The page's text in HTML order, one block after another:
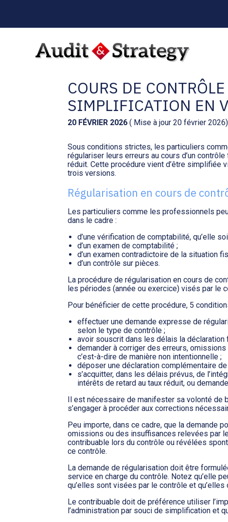
sub-
header
Aller
COURS DE
SIMPLIFICATION EN
20 FÉVRIER 2026 ( Mise à jour 20 février 2026)
Sous conditions strictes, les particuliers
régulariser leurs erreurs au cours d’un
réduit. Cette procédure vient d’être simplifiée
trois versions.
Régularisation en cours de
Les particuliers comme les professionnels
dans le cadre :
d’une vérification de comptabilité, qu’elle
d’un examen de comptabilité ;
d’un examen contradictoire de la situation
d’un contrôle sur pièces.
La procédure de régularisation en cours de
les périodes (année ou exercice) visés par le
Pour bénéficier de cette procédure, 5
effectuer une demande expresse de
selon le type de contrôle ;
avoir souscrit dans les délais la déclaration
demander à corriger des erreurs,
c’est-à-dire de manière non intentionnelle ;
déposer une déclaration complémentaire
s’acquitter, dans les délais prévus, de
intérêts de retard au taux réduit, ou
Il est nécessaire de manifester sa volonté
s’engager à procéder aux corrections
Peu importe, dans ce cadre, que la demande
omissions ou des insuffisances relevées par
contribuable lors du contrôle ou révélées
ce contrôle.
La demande de régularisation doit être
service en charge du contrôle. Notez qu’elle
qu’elles sont visées par le contrôle et
Le contribuable doit de préférence utiliser
l’administration par souci de simplification et